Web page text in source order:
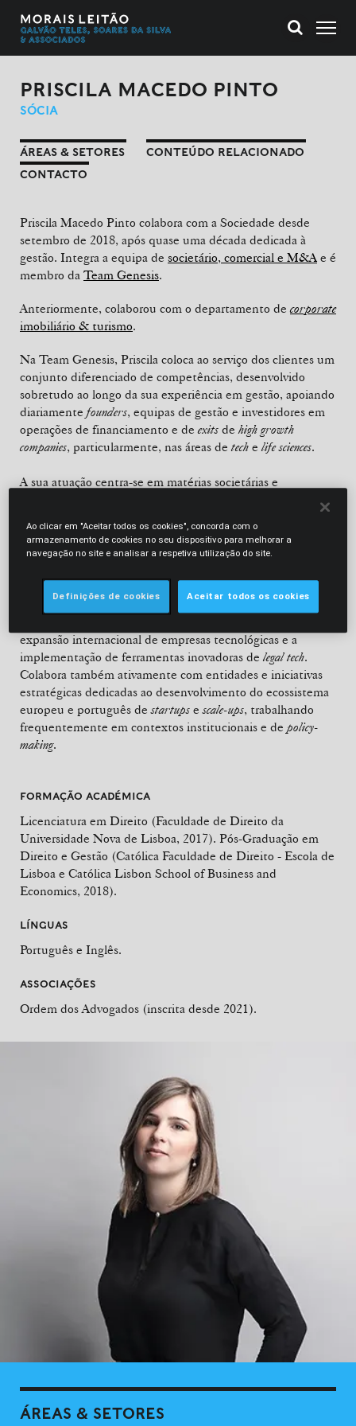
PRISCILA MACEDO PINTO
SÓCIA
ÁREAS & SETORES
CONTEÚDO RELACIONADO
CONTACTO
Priscila Macedo Pinto colabora com a Sociedade desde
setembro de 2018, após quase uma década dedicada à
gestão. Integra a equipa de societário, comercial e M&A e é
membro da Team Genesis.
Anteriormente, colaborou com o departamento decorporate
imobiliário & turismo.
Na Team Genesis, Priscila coloca ao serviço dos clientes um
conjunto diferenciado de competências, desenvolvido
sobretudo ao longo da sua experiência em gestão, apoiando
diariamente founders, equipas de gestão e investidores em
operações de financiamento e deexits dehigh growth
companies, particularmente, nas áreas de tech e life sciences.
A sua atuação centra-se em matérias societárias e
venture capital. A sua assessoria distingue-se por conjugar
rigor jurídico com uma elevada sensibilidade eknow-how
Priscila possui ainda um sólido percurso em
expansão internacional de empresas tecnológicas e a
implementação de ferramentas inovadoras de legal tech.
Colabora também ativamente com entidades e iniciativas
estratégicas dedicadas ao desenvolvimento do ecossistema
europeu e português destartups e scale-ups, trabalhando
frequentemente em contextos institucionais e de policy-
making.
FORMAÇÃO ACADÉMICA
Licenciatura em Direito (Faculdade de Direito da
Universidade Nova de Lisboa, 2017). Pós-Graduação em
Direito e Gestão (Católica Faculdade de Direito - Escola de
Lisboa e Católica Lisbon School of Business and
Economics, 2018).
LÍNGUAS
Português e Inglês.
ASSOCIAÇÕES
Ordem dos Advogados (inscrita desde 2021).
ÁREAS & SETORES
Ao clicar em "Aceitar todos os cookies", concorda com o
armazenamento de cookies no seu dispositivo para melhorar a
navegação no site e analisar a respetiva utilização do site.
Definições de cookies Aceitar todos os cookies